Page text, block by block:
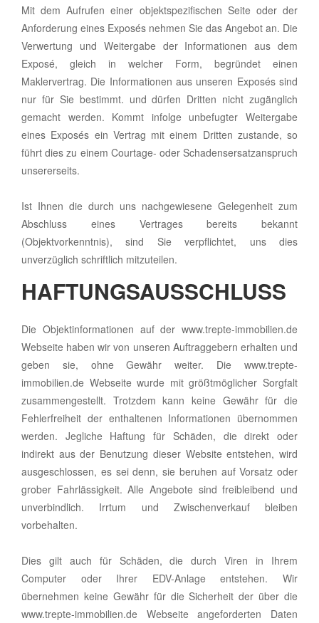
Mit dem Aufrufen einer objektspezifischen Seite oder der
Anforderung eines Exposés nehmen Sie das Angebot an. Die
Verwertung und Weitergabe der Informationen aus dem
Exposé, gleich in welcher Form, begründet einen
Maklervertrag. Die Informationen aus unseren Exposés sind
nur für Sie bestimmt. und dürfen Dritten nicht zugänglich
gemacht werden. Kommt infolge unbefugter Weitergabe
eines Exposés ein Vertrag mit einem Dritten zustande, so
führt dies zu einem Courtage- oder Schadensersatzanspruch
unsererseits.
Ist Ihnen die durch uns nachgewiesene Gelegenheit zum
Abschluss eines Vertrages bereits bekannt
(Objektvorkenntnis), sind Sie verpflichtet, uns dies
unverzüglich schriftlich mitzuteilen.
HAFTUNGSAUSSCHLUSS
Die Objektinformationen auf der www.trepte-immobilien.de
Webseite haben wir von unseren Auftraggebern erhalten und
geben sie, ohne Gewähr weiter. Die www.trepte-
immobilien.de Webseite wurde mit größtmöglicher Sorgfalt
zusammengestellt. Trotzdem kann keine Gewähr für die
Fehlerfreiheit der enthaltenen Informationen übernommen
werden. Jegliche Haftung für Schäden, die direkt oder
indirekt aus der Benutzung dieser Website entstehen, wird
ausgeschlossen, es sei denn, sie beruhen auf Vorsatz oder
grober Fahrlässigkeit. Alle Angebote sind freibleibend und
unverbindlich. Irrtum und Zwischenverkauf bleiben
vorbehalten.
Dies gilt auch für Schäden, die durch Viren in Ihrem
Computer oder Ihrer EDV-Anlage entstehen. Wir
übernehmen keine Gewähr für die Sicherheit der über die
www.trepte-immobilien.de Webseite angeforderten Daten